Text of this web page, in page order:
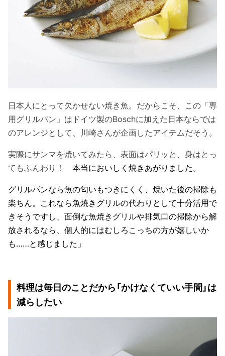
日本人にとって欠かせない焼き魚。だからこそ、この「専
用グリルパン」はドイツ製のBoschに加えた日本ならでは
のアレンジとして、川崎さんが企画したアイテムだそう。
実際にサンマを焼いてみたら、表面はパリッと、身はとっ
てもふんわり！
本当においしく焼きあがりました。
グリルパンなら魚の匂いもつきにくく、焼いた後の掃除も
楽ちん。これなら魚焼きグリルの代わりとして十分活用で
きそうですし、面倒な魚焼きグリルや排気口の掃除から解
放されるなら、個人的にはむしろこっちの方が嬉しいか
も……と感じました」
料理は毎日のことだから「かけなくていい手間」は
減らしたい